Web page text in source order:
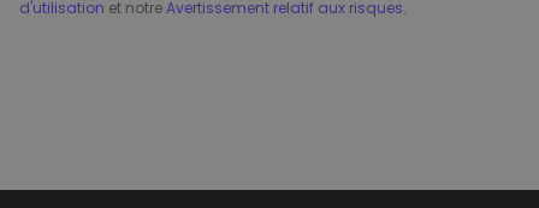
d'utilisation et notreAvertissement relatif aux risques.